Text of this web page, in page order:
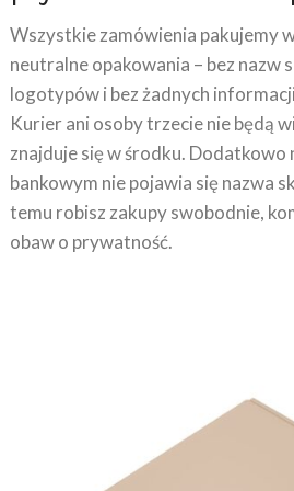
Wszystkie zamówienia pakujemy
neutralne opakowania – bez nazw
logotypów i bez żadnych informacji
Kurier ani osoby trzecie nie będą
znajduje się w środku. Dodatkowo
bankowym nie pojawia się nazwa
temu robisz zakupy swobodnie,
obaw o prywatność.